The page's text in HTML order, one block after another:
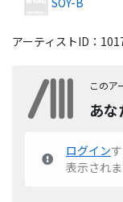
アーティストID：
このア
あ
ログイン
表示されま